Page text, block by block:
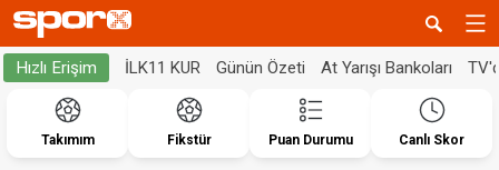
Hızlı Erişim İLK11 KUR Günün Özeti At Yarışı Bankoları
Takımım Fikstür Puan Durumu Canlı Skor